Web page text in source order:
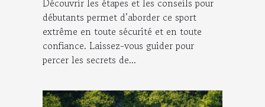
Découvrir les étapes et les conseils pour
débutants permet d’aborder ce sport
extrême en toute sécurité et en toute
confiance. Laissez-vous guider pour
percer les secrets de...